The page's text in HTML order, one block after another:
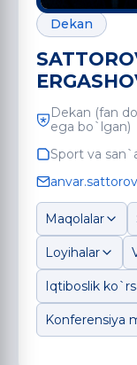
Dekan
Dekan (fan
ega bo`lgan)
Sport va
Maqolalar
Loyihalar
Iqtiboslik
Konferensiya